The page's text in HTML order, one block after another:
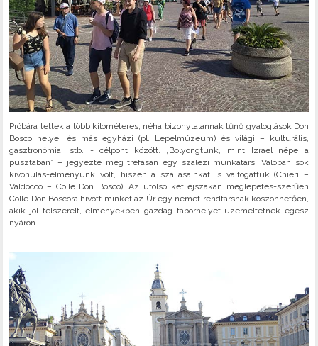
Próbára tettek a több kilométeres, néha bizonytalannak tűnő gyaloglások Don
Bosco helyei és más egyházi (pl. Lepelmúzeum) és világi – kulturális,
gasztronómiai stb. - célpont között. „Bolyongtunk, mint Izrael népe a
pusztában” – jegyezte meg tréfásan egy szalézi munkatárs. Valóban sok
kivonulás-élményünk volt, hiszen a szállásainkat is váltogattuk (Chieri –
Valdocco – Colle Don Bosco). Az utolsó két éjszakán meglepetés-szerűen
Colle Don Boscóra hívott minket az Úr egy német rendtársnak köszönhetően,
akik jól felszerelt, élményekben gazdag táborhelyet üzemeltetnek egész
nyáron.